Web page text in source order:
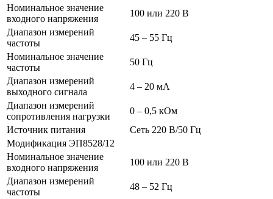
Номинальное значение
входного напряжения
100 или 220 В
Диапазон измерений
частоты
45 – 55 Гц
Номинальное значение
частоты
50 Гц
Диапазон измерений
выходного сигнала
4 – 20 мА
Диапазон измерений
сопротивления нагрузки
0 – 0,5 кОм
Источник питания
Сеть 220 В/50 Гц
Модификация ЭП8528/12
Номинальное значение
входного напряжения
100 или 220 В
Диапазон измерений
частоты
48 – 52 Гц